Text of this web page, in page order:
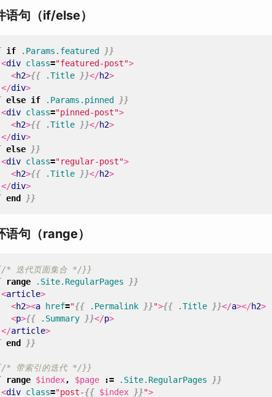
语句（if/else）
if .Params.featured
}}
<div class="featured-post">
<h2>{{ .Title }}</h2>
</div>
else if .Params.pinned
}}
<div class="pinned-post">
<h2>{{ .Title }}</h2>
</div>
else
}}
<div class="regular-post">
<h2>{{ .Title }}</h2>
</div>
end }}
语句（range）
* 迭代页面集合 */}}
range .Site.RegularPages
}}
<article>
<h2><a href="{{ .Permalink }}">{{ .Title }}</a></h2>
<p>{{ .Summary }}</p>
</article>
end }}
* 带索引的迭代 */}}
range $index, $page := .Site.RegularPages
}}
<div class="post-{{ $index }}">